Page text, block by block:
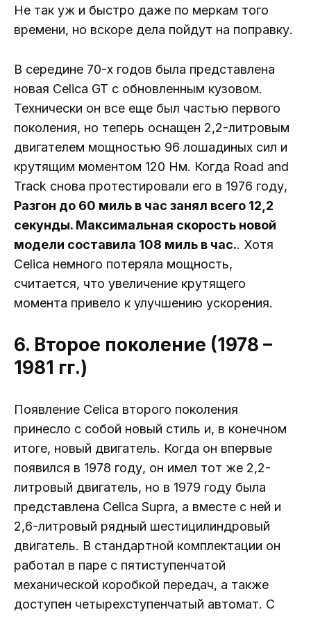
Не так уж и быстро даже по меркам того
времени, но вскоре дела пойдут на поправку.
В середине 70-х годов была представлена ​​
новая Celica GT с обновленным кузовом.
Технически он все еще был частью первого
поколения, но теперь оснащен 2,2-литровым
двигателем мощностью 96 лошадиных сил и
крутящим моментом 120 Нм. Когда Road and
Track снова протестировали его в 1976 году,
Разгон до 60 миль в час занял всего 12,2
секунды. Максимальная скорость новой
модели составила 108 миль в час.. Хотя
Celica немного потеряла мощность,
считается, что увеличение крутящего
момента привело к улучшению ускорения.
6. Второе поколение (1978 –
1981 гг.)
Появление Celica второго поколения
принесло с собой новый стиль и, в конечном
итоге, новый двигатель. Когда он впервые
появился в 1978 году, он имел тот же 2,2-
литровый двигатель, но в 1979 году была
представлена ​​Celica Supra, а вместе с ней и
2,6-литровый рядный шестицилиндровый
двигатель. В стандартной комплектации он
работал в паре с пятиступенчатой ​​
механической коробкой передач, а также
доступен четырехступенчатый автомат. С